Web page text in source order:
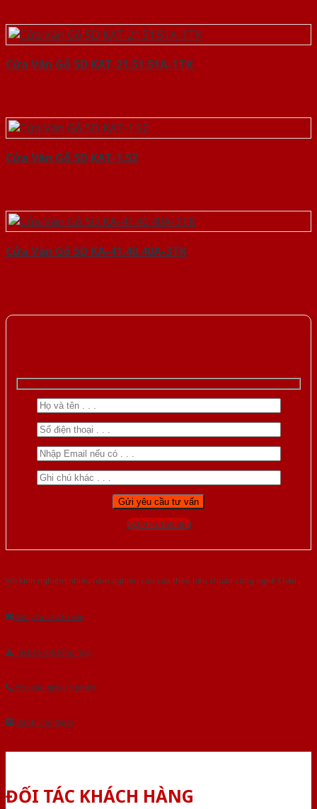
Cửa Vân Gỗ 5D KAT-21.51.51A-1TK
Cửa Vân Gỗ 5D KAT-1.52
Cửa Vân Gỗ 5D KA-41.40.40A-3TK
Gọi 0976.169.864
Với kinh nghiệm nhiêu năm nghiên cứu cửa theo tiêu chuẩn công nghệ Châu
Âu.Chúng tôi tự tin là nhà sản xuất & cung cấp hàng đầu tại Việt Nam!
Gửi yêu cầu tư vấn
Tải báo giá tổng hợp
Yêu cầu gọi lại (3 phút)
Dành cho đại lý
ĐỐI TÁC KHÁCH HÀNG